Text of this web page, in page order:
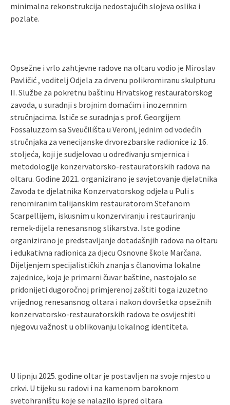
minimalna rekonstrukcija nedostajućih slojeva oslika i
pozlate.
Opsežne i vrlo zahtjevne radove na oltaru vodio je Miroslav
Pavličić , voditelj Odjela za drvenu polikromiranu skulpturu
II. Službe za pokretnu baštinu Hrvatskog restauratorskog
zavoda, u suradnji s brojnim domaćim i inozemnim
stručnjacima. Ističe se suradnja s prof. Georgijem
Fossaluzzom sa Sveučilišta u Veroni, jednim od vodećih
stručnjaka za venecijanske drvorezbarske radionice iz 16.
stoljeća, koji je sudjelovao u određivanju smjernica i
metodologije konzervatorsko-restauratorskih radova na
oltaru. Godine 2021. organizirano je savjetovanje djelatnika
Zavoda te djelatnika Konzervatorskog odjela u Puli s
renomiranim talijanskim restauratorom Stefanom
Scarpellijem, iskusnim u konzerviranju i restauriranju
remek-dijela renesansnog slikarstva. Iste godine
organizirano je predstavljanje dotadašnjih radova na oltaru
i edukativna radionica za djecu Osnovne škole Marčana.
Dijeljenjem specijalističkih znanja s članovima lokalne
zajednice, koja je primarni čuvar baštine, nastojalo se
pridonijeti dugoročnoj primjerenoj zaštiti toga izuzetno
vrijednog renesansnog oltara i nakon dovršetka opsežnih
konzervatorsko-restauratorskih radova te osvijestiti
njegovu važnost u oblikovanju lokalnog identiteta.
U lipnju 2025. godine oltar je postavljen na svoje mjesto u
crkvi. U tijeku su radovi i na kamenom baroknom
svetohraništu koje se nalazilo ispred oltara.